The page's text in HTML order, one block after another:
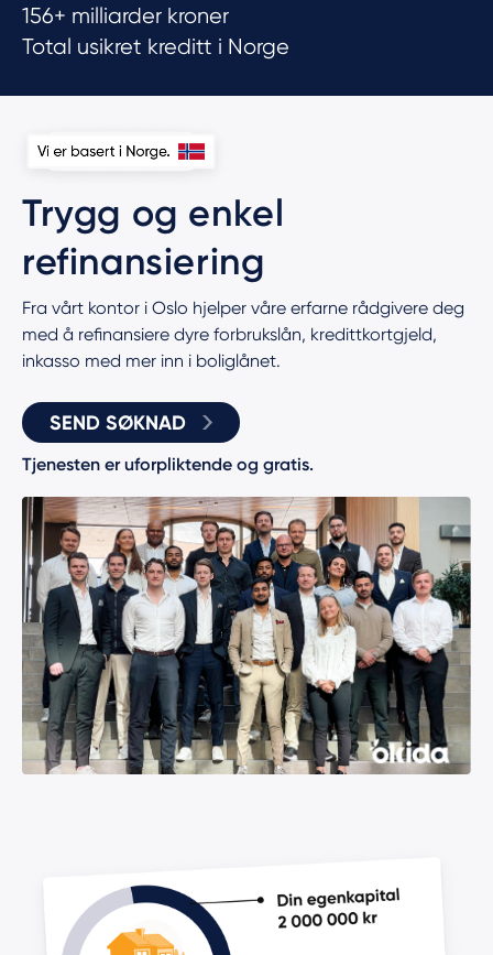
156+ milliarder kroner
Total usikret kreditt i Norge
Trygg og enkel
refinansiering
Fra vårt kontor i Oslo hjelper våre erfarne rådgivere deg
med å refinansiere dyre forbrukslån, kredittkortgjeld,
inkasso med mer inn i boliglånet.
SEND SØKNAD
Tjenesten er uforpliktende og gratis.